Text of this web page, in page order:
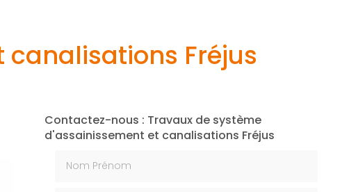
canalisations Fréjus
Contactez-nous : Travaux de système
d'assainissement et canalisations Fréjus